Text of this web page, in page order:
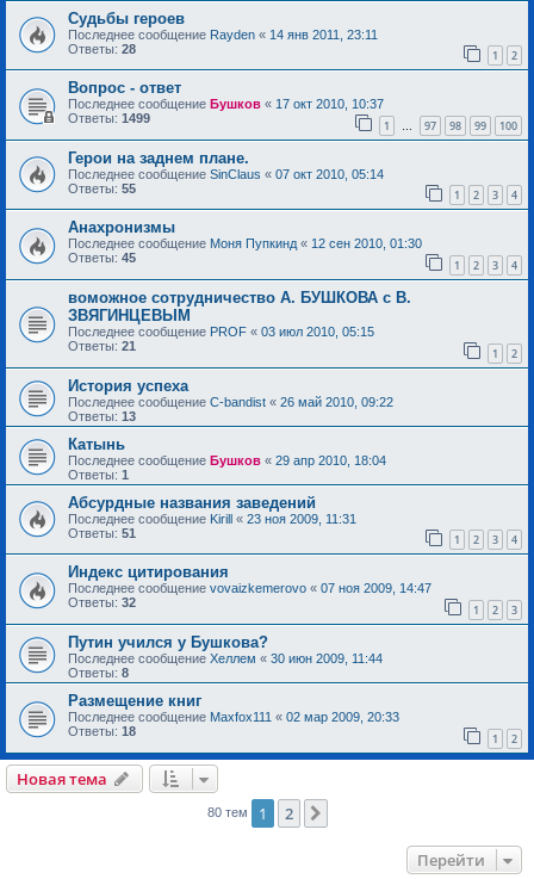
Судьбы героев
Последнее сообщение Rayden « 14 янв 2011, 23:11
Ответы: 28 1 2
Вопрос - ответ
Последнее сообщение Бушков « 17 окт 2010, 10:37
Ответы: 1499 1 … 97 98 99 100
Герои на заднем плане.
Последнее сообщение SinClaus « 07 окт 2010, 05:14
Ответы: 55 1 2 3 4
Анахронизмы
Последнее сообщение Моня Пупкинд« 12 сен 2010, 01:30
Ответы: 45 1 2 3 4
воможное сотрудничество А. БУШКОВА с В.
ЗВЯГИНЦЕВЫМ
Последнее сообщение PROF « 03 июл 2010, 05:15
Ответы: 21 1 2
История успеха
Последнее сообщение C-bandist « 26 май 2010, 09:22
Ответы: 13
Катынь
Последнее сообщение Бушков « 29 апр 2010, 18:04
Ответы: 1
Абсурдные названия заведений
Последнее сообщение Kirill « 23 ноя 2009, 11:31
Ответы: 51 1 2 3 4
Индекс цитирования
Последнее сообщение vovaizkemerovo « 07 ноя 2009, 14:47
Ответы: 32 1 2 3
Путин учился у Бушкова?
Последнее сообщение Хеллем « 30 июн 2009, 11:44
Ответы: 8
Размещение книг
Последнее сообщение Maxfox111 « 02 мар 2009, 20:33
Ответы: 18 1 2
Новая тема
80 тем 1 2
Перейти